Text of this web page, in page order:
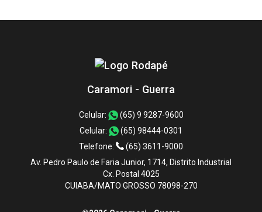
Caramori - Guerra
Celular:
(65) 9 9287-9600
Celular:
(65) 98444-0301
Telefone:
(65) 3611-9000
Av. Pedro Paulo de Faria Junior, 1714, Distrito Industrial
Cx. Postal 4025
CUIABA/MATO GROSSO 78098-270